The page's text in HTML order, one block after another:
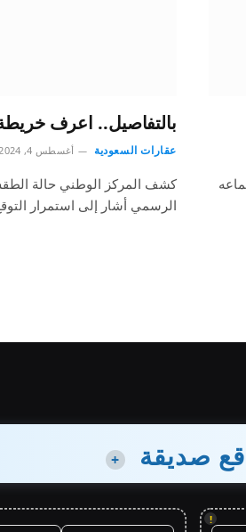
بالتفاصيل.. اعرف
عقارات السعودية أغسطس 4, 2024
كشف المركز الوطني حالة
الرسمي أشار إلى استمرار
صديقة +
!